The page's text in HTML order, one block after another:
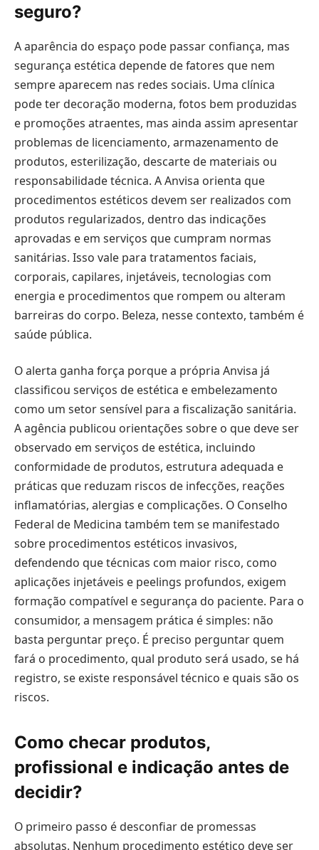
seguro?
A aparência do espaço pode passar confiança, mas
segurança estética depende de fatores que nem
sempre aparecem nas redes sociais. Uma clínica
pode ter decoração moderna, fotos bem produzidas
e promoções atraentes, mas ainda assim apresentar
problemas de licenciamento, armazenamento de
produtos, esterilização, descarte de materiais ou
responsabilidade técnica. A Anvisa orienta que
procedimentos estéticos devem ser realizados com
produtos regularizados, dentro das indicações
aprovadas e em serviços que cumpram normas
sanitárias. Isso vale para tratamentos faciais,
corporais, capilares, injetáveis, tecnologias com
energia e procedimentos que rompem ou alteram
barreiras do corpo. Beleza, nesse contexto, também é
saúde pública.
O alerta ganha força porque a própria Anvisa já
classificou serviços de estética e embelezamento
como um setor sensível para a fiscalização sanitária.
A agência publicou orientações sobre o que deve ser
observado em serviços de estética, incluindo
conformidade de produtos, estrutura adequada e
práticas que reduzam riscos de infecções, reações
inflamatórias, alergias e complicações. O Conselho
Federal de Medicina também tem se manifestado
sobre procedimentos estéticos invasivos,
defendendo que técnicas com maior risco, como
aplicações injetáveis e peelings profundos, exigem
formação compatível e segurança do paciente. Para o
consumidor, a mensagem prática é simples: não
basta perguntar preço. É preciso perguntar quem
fará o procedimento, qual produto será usado, se há
registro, se existe responsável técnico e quais são os
riscos.
Como checar produtos,
profissional e indicação antes de
decidir?
O primeiro passo é desconfiar de promessas
absolutas. Nenhum procedimento estético deve ser